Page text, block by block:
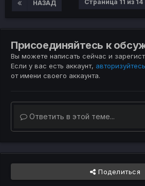
НАЗАД Страница 11 из 14
Присоединяйтесь к
Вы можете написать сейчас и
Если у вас есть аккаунт, авторизуйтесь
от имени своего аккаунта.
Ответить в этой теме...
Поделиться